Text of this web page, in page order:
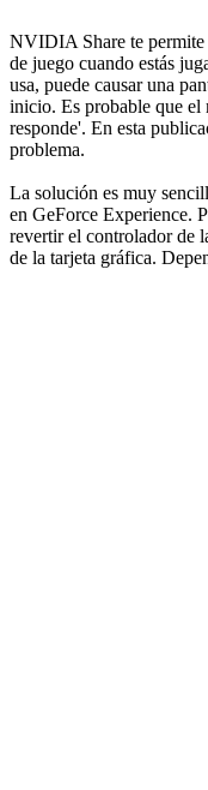
NVIDIA Share te permite
de juego cuando estás
usa, puede causar una
inicio. Es probable que
responde'. En esta
problema.
La solución es muy
en GeForce Experience.
revertir el controlador de
de la tarjeta gráfica.